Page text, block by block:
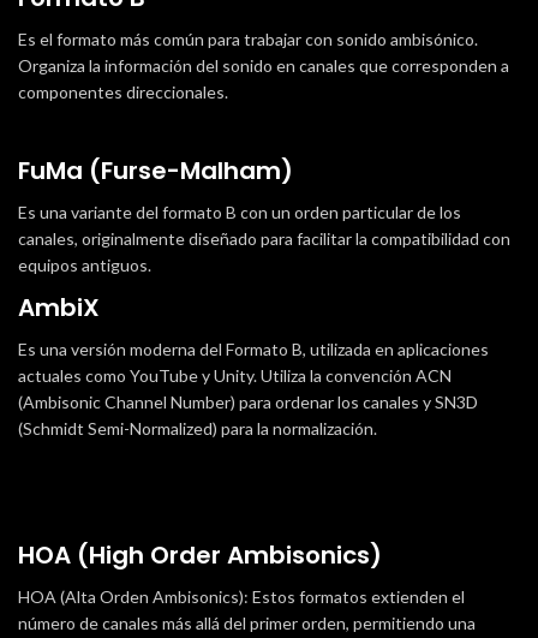
Es el formato más común para trabajar con sonido ambisónico.
Organiza la información del sonido en canales que corresponden a
componentes direccionales.
FuMa (Furse-Malham)
Es una variante del formato B con un orden particular de los
canales, originalmente diseñado para facilitar la compatibilidad con
equipos antiguos.
AmbiX
Es una versión moderna del Formato B, utilizada en aplicaciones
actuales como YouTube y Unity. Utiliza la convención ACN
(Ambisonic Channel Number) para ordenar los canales y SN3D
(Schmidt Semi-Normalized) para la normalización.
HOA (High Order Ambisonics)
HOA (Alta Orden Ambisonics): Estos formatos extienden el
número de canales más allá del primer orden, permitiendo una